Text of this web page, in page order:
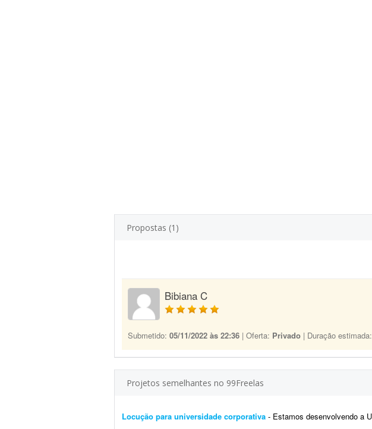
Propostas (1)
Bibiana C
Submetido: 05/11/2022 às 22:36 | Oferta: Privado | Duração estimada:
Projetos semelhantes no 99Freelas
Locução para universidade corporativa - Estamos desenvolvendo a Universidade